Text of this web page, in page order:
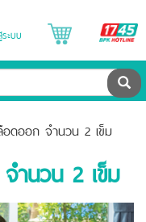
ระบบ
ค้น
อดออก จำนวน 2 เข็ม
ำนวน 2 เข็ม